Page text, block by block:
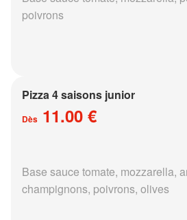
poivrons
Pizza 4 saisons junior
Dès 11.00 €
Base sauce tomate, mozzarella,
champignons, poivrons, olives